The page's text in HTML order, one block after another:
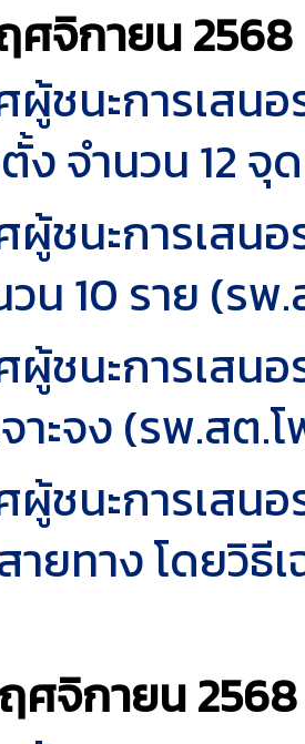
ศจิกายน2568
ผู้ชนะการเสน
จำนวน 12 จุ
ผู้ชนะการเสน
น 10 ราย (รพ
ผู้ชนะการเสน
จาะจง (รพ.สต.
ผู้ชนะการเสน
ยทาง โดยวิธีเ
ศจิกายน2568